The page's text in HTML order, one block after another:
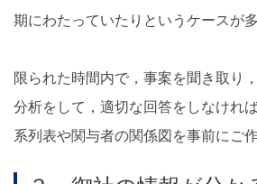
期にわたっていたりというケースが
限られた時間内で，事案を聞き取り
分析をして，適切な回答をしなけれ
系列表や関与者の関係図を事前にご